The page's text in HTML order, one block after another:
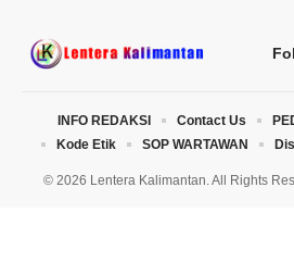
© 2026 Lentera Kalimantan. All Rights
INFO REDAKSI Contact Us
Kode Etik
SOP WARTAWAN